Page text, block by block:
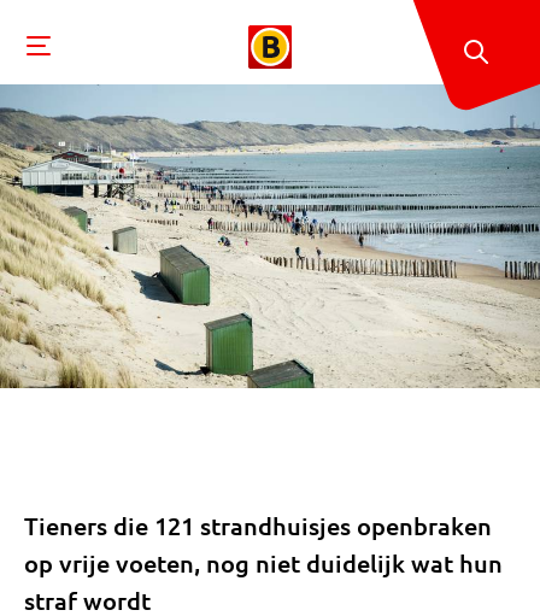
Tieners die 121 strandhuisjes openbraken
op vrije voeten, nog niet duidelijk wat hun
straf wordt